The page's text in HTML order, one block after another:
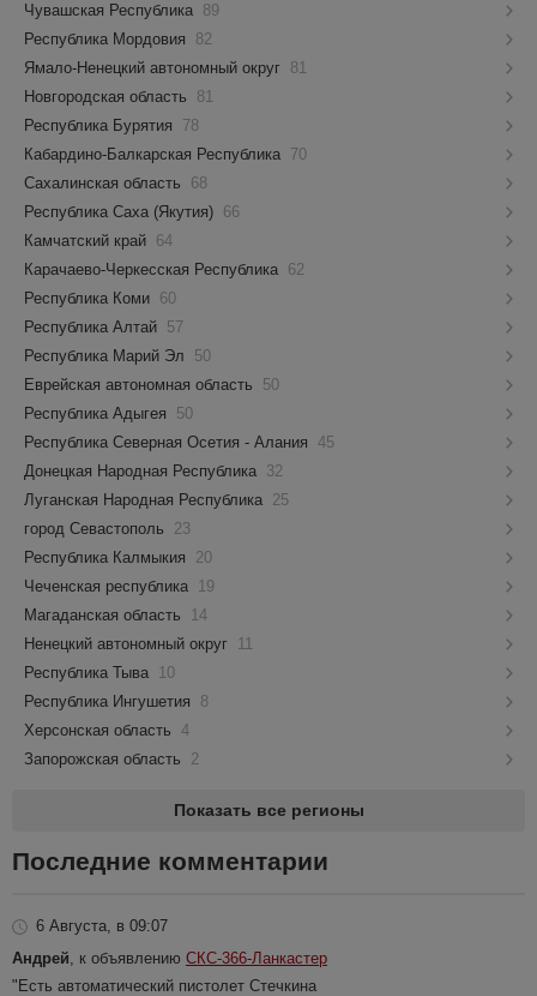
Чувашская Республика 89
Республика Мордовия
82
Ямало-Ненецкий автономный округ 81
Новгородская область
81
Республика Бурятия
78
Кабардино-Балкарская Республика 70
Сахалинская область
68
Республика Саха (Якутия) 66
Камчатский край 64
Карачаево-Черкесская Республика 62
Республика Коми 60
Республика Алтай 57
Республика Марий Эл
50
Еврейская автономная область
50
Республика Адыгея
50
Республика Северная Осетия - Алания 45
Донецкая Народная Республика 32
Луганская Народная Республика 25
город Севастополь
23
Республика Калмыкия
20
Чеченская республика 19
Магаданская область
14
Ненецкий автономный округ 11
Республика Тыва 10
Республика Ингушетия
8
Херсонская область 4
Запорожская область
2
Показать все регионы
Последние комментарии
6 Августа, в 09:07
Андрей , к объявлению СКС-366-Ланкастер
"Есть автоматический пистолет Стечкина